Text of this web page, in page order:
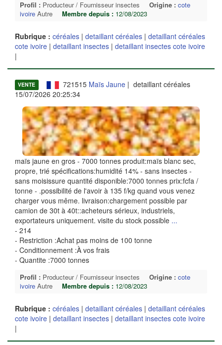
Profil : Producteur / Fournisseur insectes Origine : cote
ivoire Autre Membre depuis : 12/08/2023
Rubrique : céréales | detaillant céréales | detaillant céréales
cote ivoire | detaillant insectes | detaillant insectes cote ivoire
|
VENTE 721515 Maïs Jaune| detaillant céréales
15/07/2026 20:25:34
maïs jaune en gros - 7000 tonnes produit:maïs blanc sec,
propre, trié spécifications:humidité 14% - sans insectes -
sans moisissure quantité disponible:7000 tonnes prix:fcfa /
tonne - .possibilité de l'avoir à 135 f/kg quand vous venez
charger vous même. livraison:chargement possible par
camion de 30t à 40t::acheteurs sérieux, industriels,
exportateurs uniquement. visite du stock possible ...
- 214
- Restriction :Achat pas moins de 100 tonne
- Conditionnement :À vos frais
- Quantite :7000 tonnes
Profil : Producteur / Fournisseur insectes Origine : cote
ivoire Autre Membre depuis : 12/08/2023
Rubrique : céréales | detaillant céréales | detaillant céréales
cote ivoire | detaillant insectes | detaillant insectes cote ivoire
|